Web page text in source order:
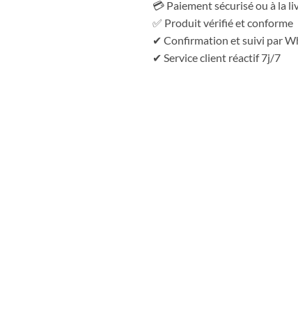
💳 Paiement sécurisé ou à la
✅ Produit vérifié et conforme
✔ Confirmation et suivi par
✔ Service client réactif 7j/7